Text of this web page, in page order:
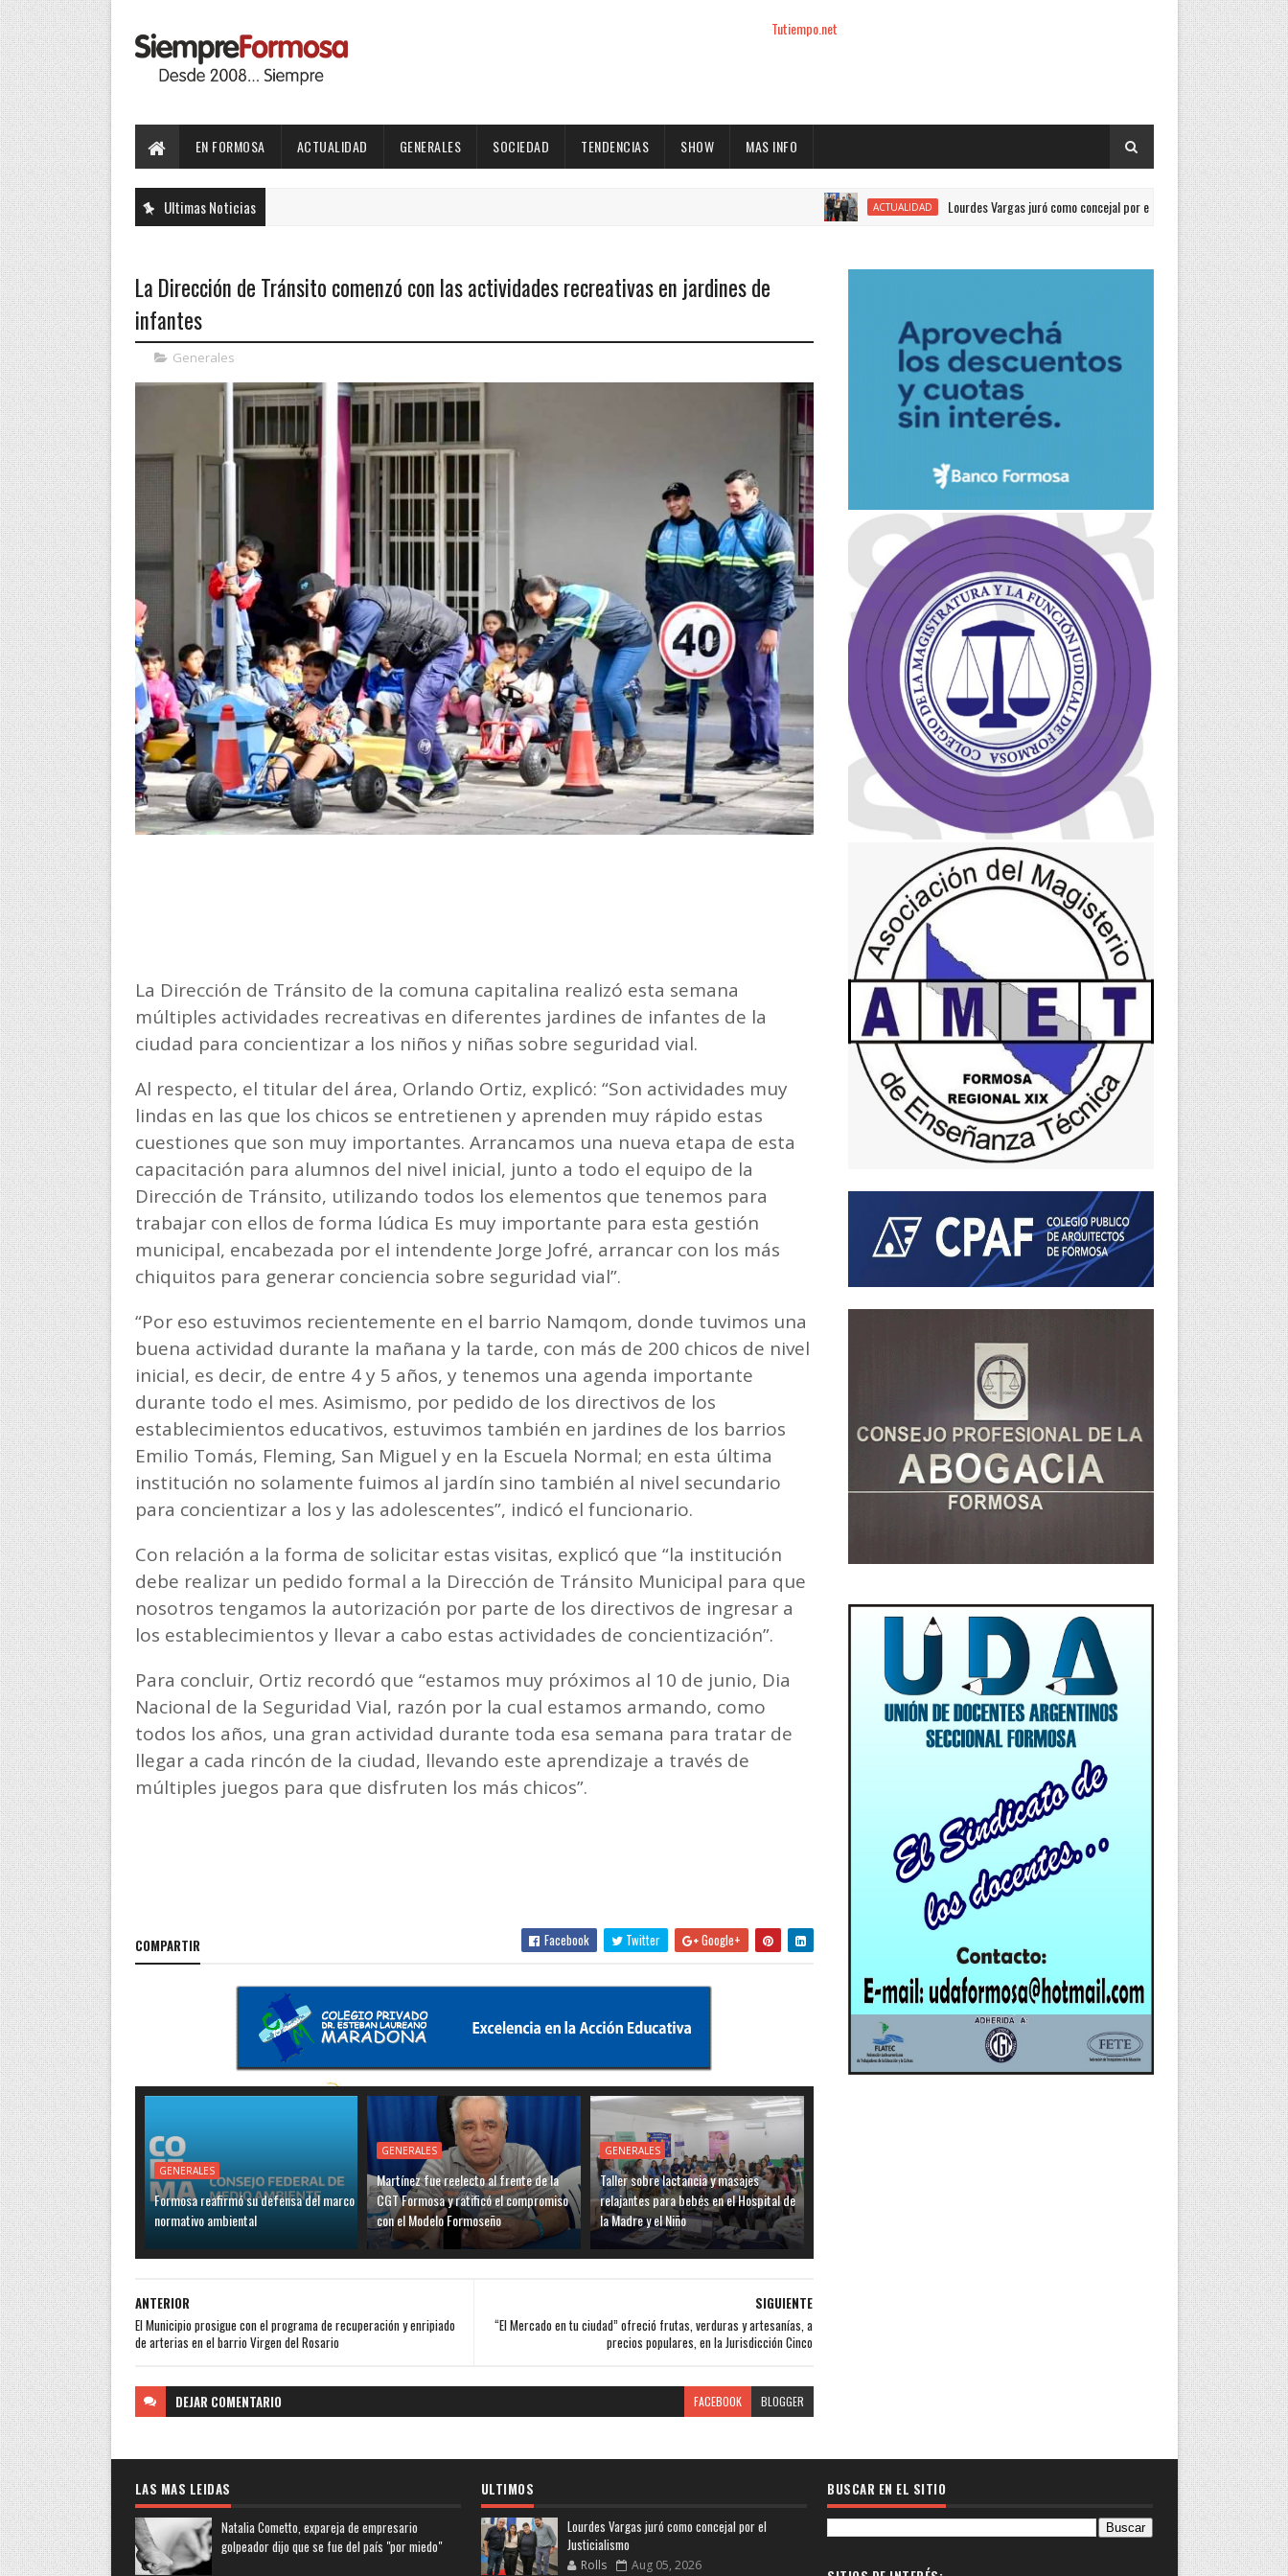
Tutiempo.net
EN FORMOSA ACTUALIDAD GENERALES SOCIEDAD TENDENCIAS SHOW MAS INFO
Ultimas Noticias ACTUALIDAD Lourdes Vargas juró como concejal por el Justicialismo
La Dirección de Tránsito comenzó con las actividades recreativas en jardines de
infantes
Generales
La Dirección de Tránsito de la comuna capitalina realizó esta semana
múltiples actividades recreativas en diferentes jardines de infantes de la
ciudad para concientizar a los niños y niñas sobre seguridad vial.
Al respecto, el titular del área, Orlando Ortiz, explicó: “Son actividades muy
lindas en las que los chicos se entretienen y aprenden muy rápido estas
cuestiones que son muy importantes. Arrancamos una nueva etapa de esta
capacitación para alumnos del nivel inicial, junto a todo el equipo de la
Dirección de Tránsito, utilizando todos los elementos que tenemos para
trabajar con ellos de forma lúdica Es muy importante para esta gestión
municipal, encabezada por el intendente Jorge Jofré, arrancar con los más
chiquitos para generar conciencia sobre seguridad vial”.
“Por eso estuvimos recientemente en el barrio Namqom, donde tuvimos una
buena actividad durante la mañana y la tarde, con más de 200 chicos de nivel
inicial, es decir, de entre 4 y 5 años, y tenemos una agenda importante
durante todo el mes. Asimismo, por pedido de los directivos de los
establecimientos educativos, estuvimos también en jardines de los barrios
Emilio Tomás, Fleming, San Miguel y en la Escuela Normal; en esta última
institución no solamente fuimos al jardín sino también al nivel secundario
para concientizar a los y las adolescentes”, indicó el funcionario.
Con relación a la forma de solicitar estas visitas, explicó que “la institución
debe realizar un pedido formal a la Dirección de Tránsito Municipal para que
nosotros tengamos la autorización por parte de los directivos de ingresar a
los establecimientos y llevar a cabo estas actividades de concientización”.
Para concluir, Ortiz recordó que “estamos muy próximos al 10 de junio, Dia
Nacional de la Seguridad Vial, razón por la cual estamos armando, como
todos los años, una gran actividad durante toda esa semana para tratar de
llegar a cada rincón de la ciudad, llevando este aprendizaje a través de
múltiples juegos para que disfruten los más chicos”.
COMPARTIR Facebook Twitter Google+
GENERALES
Formosa reafirmó su defensa del marco
normativo ambiental
GENERALES
Martínez fue reelecto al frente de la
CGT Formosa y ratificó el compromiso
con el Modelo Formoseño
GENERALES
Taller sobre lactancia y masajes
relajantes para bebés en el Hospital de
la Madre y el Niño
SIGUIENTE
“El Mercado en tu ciudad” ofreció frutas, verduras y artesanías, a
precios populares, en la Jurisdicción Cinco
ANTERIOR
El Municipio prosigue con el programa de recuperación y enripiado
de arterias en el barrio Virgen del Rosario
DEJAR COMENTARIO FACEBOOK BLOGGER
LAS MAS LEIDAS
Natalia Cometto, expareja de empresario
golpeador dijo que se fue del país "por miedo"
ULTIMOS
Lourdes Vargas juró como concejal por el
Justicialismo
Rolls Aug 05, 2026
BUSCAR EN EL SITIO